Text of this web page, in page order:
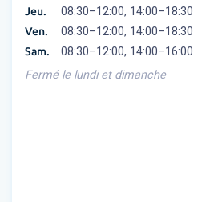
Jeu. 08:30–12:00, 14:00–18:30
Ven. 08:30–12:00, 14:00–18:30
Sam.
08:30–12:00, 14:00–16:00
Fermé le lundi et dimanche